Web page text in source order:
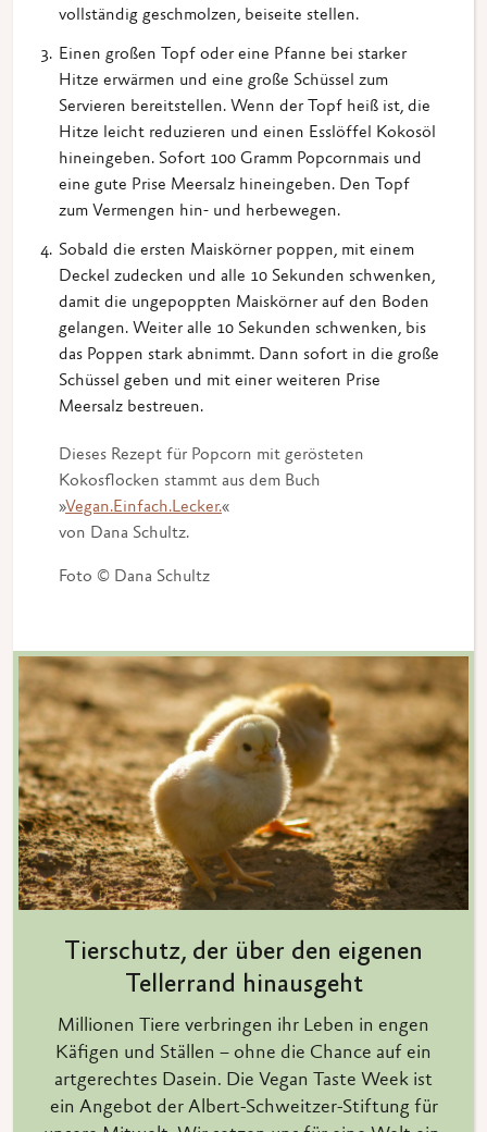
vollständig geschmolzen, beiseite stellen.
Einen großen Topf oder eine Pfanne bei starker
Hitze erwärmen und eine große Schüssel zum
Servieren bereitstellen. Wenn der Topf heiß ist, die
Hitze leicht reduzieren und einen Esslöffel Kokosöl
hineingeben. Sofort 100 Gramm Popcornmais und
eine gute Prise Meersalz hineingeben. Den Topf
zum Vermengen hin- und herbewegen.
Sobald die ersten Maiskörner poppen, mit einem
Deckel zudecken und alle 10 Sekunden schwenken,
damit die ungepoppten Maiskörner auf den Boden
gelangen. Weiter alle 10 Sekunden schwenken, bis
das Poppen stark abnimmt. Dann sofort in die große
Schüssel geben und mit einer weiteren Prise
Meersalz bestreuen.
Dieses Rezept für Popcorn mit gerösteten
Kokosflocken stammt aus dem Buch
»Vegan.Einfach.Lecker.«
von Dana Schultz.
Foto © Dana Schultz
Tierschutz, der über den eigenen
Tellerrand hinausgeht
Millionen Tiere verbringen ihr Leben in engen
Käfigen und Ställen – ohne die Chance auf ein
artgerechtes Dasein. Die Vegan Taste Week ist
ein Angebot der Albert-Schweitzer-Stiftung für